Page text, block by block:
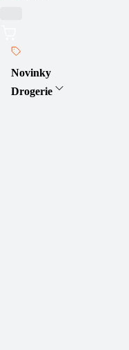
Novinky
Drogerie